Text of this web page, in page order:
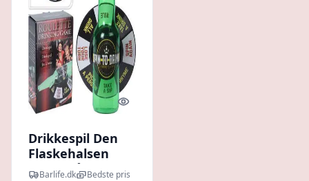
Quick look
Drikkespil Den
Flaskehalsen
Peger På
Barlife.dk Bedste pris